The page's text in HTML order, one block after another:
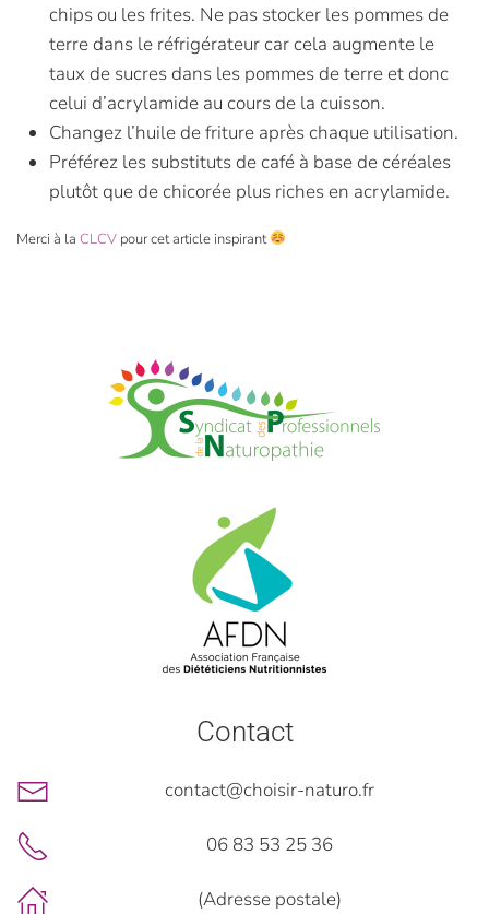
chips ou les frites. Ne pas stocker les pommes de
terre dans le réfrigérateur car cela augmente le
taux de sucres dans les pommes de terre et donc
celui d’acrylamide au cours de la cuisson.
Changez l’huile de friture après chaque utilisation.
Préférez les substituts de café à base de céréales
plutôt que de chicorée plus riches en acrylamide.
Merci à la CLCV pour cet article inspirant
Contact
contact@choisir-naturo.fr
06 83 53 25 36
(Adresse postale)